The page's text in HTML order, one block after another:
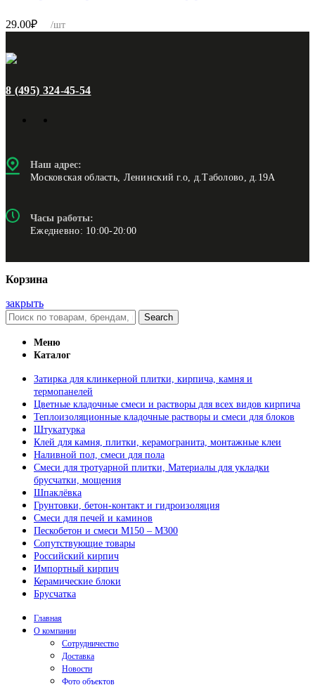
29.00₽ /шт
8 (495) 324-45-54
Наш адрес:
Московская область, Ленинский г.о, д.Таболово, д.19А
Часы работы:
Ежедневно: 10:00-20:00
Корзина
закрыть
Search
Меню
Каталог
Затирка для клинкерной плитки, кирпича, камня и
термопанелей
Цветные кладочные смеси и растворы для всех видов кирпича
Теплоизоляционные кладочные растворы и смеси для блоков
Штукатурка
Клей для камня, плитки, керамогранита, монтажные клеи
Наливной пол, смеси для пола
Смеси для тротуарной плитки, Материалы для укладки
брусчатки, мощения
Шпаклёвка
Грунтовки, бетон-контакт и гидроизоляция
Смеси для печей и каминов
Пескобетон и смеси М150 – М300
Сопутствующие товары
Российский кирпич
Импортный кирпич
Керамические блоки
Брусчатка
Главная
О компании
Сотрудничество
Доставка
Новости
Фото объектов